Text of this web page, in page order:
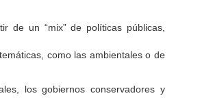
de un “mix” de políticas públicas,
como las ambientales o de
los gobiernos conservadores y